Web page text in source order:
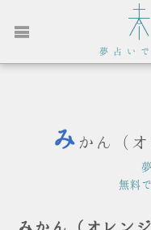
夢占い
み かん（
無料